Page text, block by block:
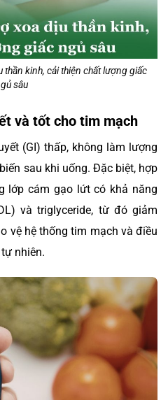
thần kinh, cải thiện chất lượng giấc
sâu
và tốt cho tim mạch
(GI) thấp, không làm lượng
sau khi uống. Đặc biệt, hợp
lớp cám gạo lứt có khả năng
và triglyceride, từ đó giảm
vệ hệ thống tim mạch và điều
nhiên.